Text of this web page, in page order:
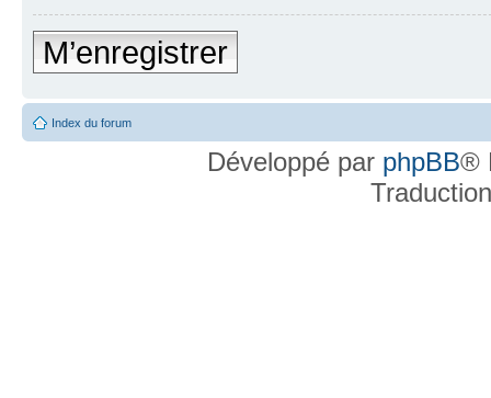
M’enregistrer
Index du forum
Développé par phpBB®